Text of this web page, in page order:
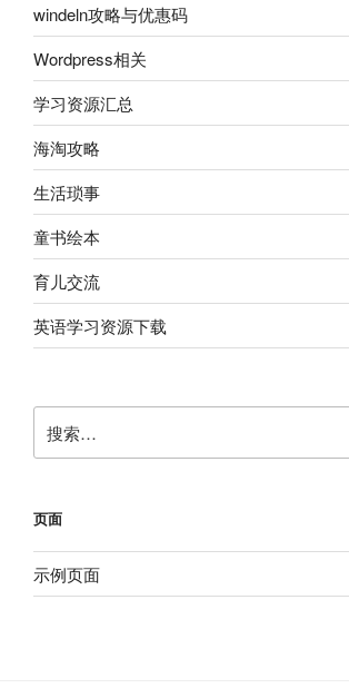
windeln攻略与优惠码
Wordpress相关
学习资源汇总
海淘攻略
生活琐事
童书绘本
育儿交流
英语学习资源下载
索：
页面
示例页面